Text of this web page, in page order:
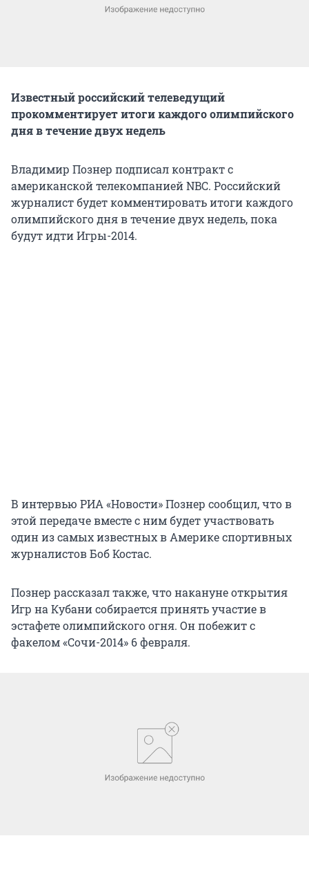
Известный российский телеведущий
прокомментирует итоги каждого олимпийского
дня в течение двух недель
Владимир Познер подписал контракт с
американской телекомпанией NBC. Российский
журналист будет комментировать итоги каждого
олимпийского дня в течение двух недель, пока
будут идти Игры-2014.
В интервью РИА «Новости» Познер сообщил, что в
этой передаче вместе с ним будет участвовать
один из самых известных в Америке спортивных
журналистов Боб Костас.
Познер рассказал также, что накануне открытия
Игр на Кубани собирается принять участие в
эстафете олимпийского огня. Он побежит с
факелом «Сочи-2014» 6 февраля.